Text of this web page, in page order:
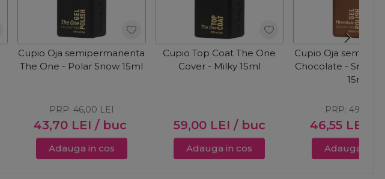
Cupio Oja semipermanenta
The One - Polar Snow 15ml
43,70 LEI / buc
PRP: 46,00 LEI
Adauga in cos
Cupio Top Coat The One
Cover - Milky 15ml
59,00 LEI / buc
Adauga in cos
Cupio Oja
Chocolate -
15ml
46,55 LEI
PRP: 49,00
Adauga in